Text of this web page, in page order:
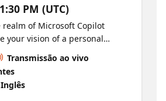
PM (UTC)
realm of Microsoft Copilot
your vision of a personal
becomes a reality. We will
and techniques to design
Get ready to push your
become more creative!
Transmissão ao vivo